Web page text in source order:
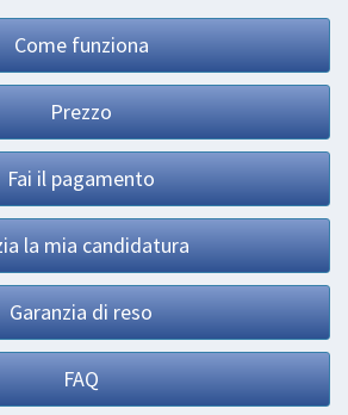
Come funziona
Prezzo
Fai il pagamento
la mia candidatura
Garanzia di reso
FAQ